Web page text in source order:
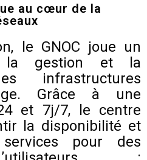
au cœur de la
le GNOC joue un
la gestion et la
infrastructures
Grâce à une
et 7j/7, le centre
la disponibilité et
pour des